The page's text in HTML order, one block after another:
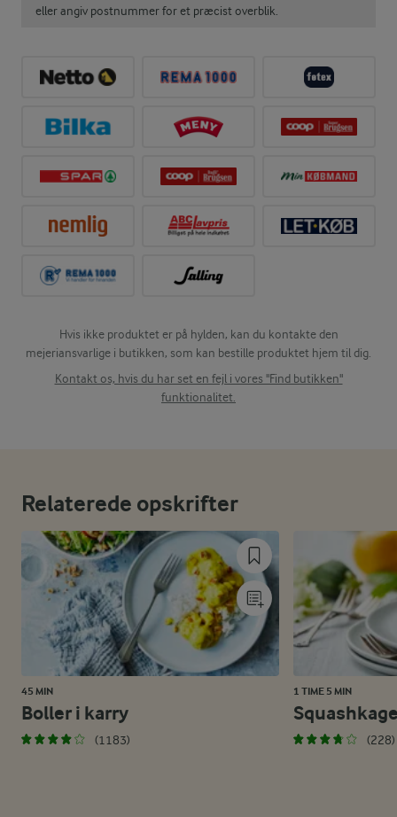
eller angiv postnummer for et præcist overblik.
Hvis ikke produktet er på hylden, kan du kontakte den
mejeriansvarlige i butikken, som kan bestille produktet hjem til dig.
Kontakt os, hvis du har set en fejl i vores "Find butikken"
funktionalitet.
Relaterede opskrifter
45 MIN
Boller i karry
(1183)
1 TIME 5 MIN
(228)